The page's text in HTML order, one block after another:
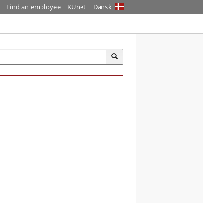
Find an employee KUnet Dansk